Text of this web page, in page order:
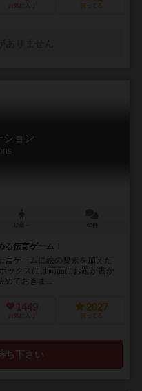
お気に入り 持ってる
ション
伝言ゲーム！
言ゲームに絵の要素を加えた
ックスには両面にお題が書か
めておきま...
1449
お気に入り
2027
持ってる
ち下さい